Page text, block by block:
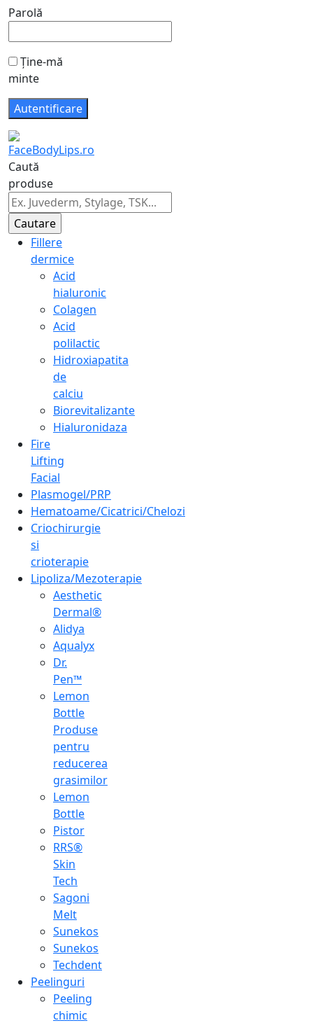
Parolă
Ține-mă
minte
Caută
produse
Fillere
dermice
Acid
hialuronic
Colagen
Acid
polilactic
Hidroxiapatita
de
calciu
Biorevitalizante
Hialuronidaza
Fire
Lifting
Facial
Plasmogel/PRP
Hematoame/Cicatrici/Chelozi
Criochirurgie
si
crioterapie
Lipoliza/Mezoterapie
Aesthetic
Dermal®
Alidya
Aqualyx
Dr.
Pen™
Lemon
Bottle
Produse
pentru
reducerea
grasimilor
Lemon
Bottle
Pistor
RRS®
Skin
Tech
Sagoni
Melt
Sunekos
Sunekos
Techdent
Peelinguri
Peeling
chimic